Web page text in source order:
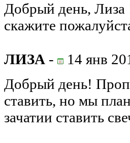
Добрый день, Лиза
скажите
ЛИЗА - 14 янв
Добрый день!
ставить, но мы
зачатии ставить